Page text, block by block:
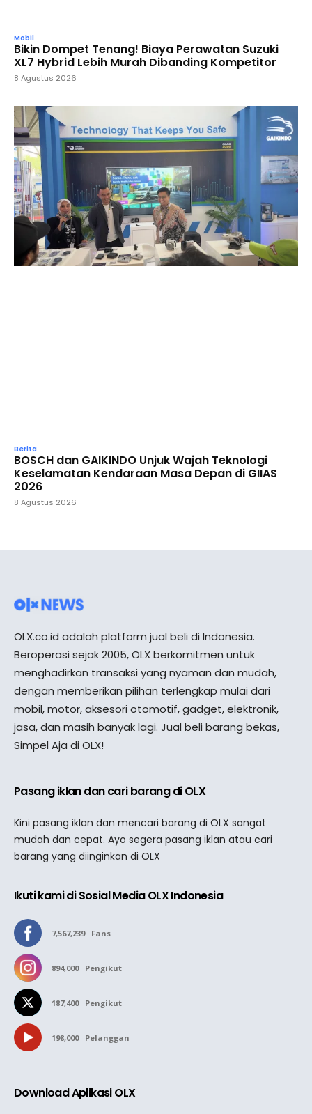
Mobil
Bikin Dompet Tenang! Biaya Perawatan Suzuki
XL7 Hybrid Lebih Murah Dibanding Kompetitor
8 Agustus 2026
Berita
BOSCH dan GAIKINDO Unjuk Wajah Teknologi
Keselamatan Kendaraan Masa Depan di GIIAS
2026
8 Agustus 2026
OLX.co.id adalah platform jual beli di Indonesia.
Beroperasi sejak 2005, OLX berkomitmen untuk
menghadirkan transaksi yang nyaman dan mudah,
dengan memberikan pilihan terlengkap mulai dari
mobil, motor, aksesori otomotif, gadget, elektronik,
jasa, dan masih banyak lagi. Jual beli barang bekas,
Simpel Aja di OLX!
Pasang iklan dan cari barang di OLX
Kini pasang iklan dan mencari barang di OLX sangat
mudah dan cepat. Ayo segera pasang iklan atau cari
barang yang diinginkan di OLX
Ikuti kami di Sosial Media OLX Indonesia
7,567,239 Fans
894,000 Pengikut
187,400 Pengikut
198,000 Pelanggan
Download Aplikasi OLX